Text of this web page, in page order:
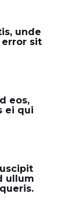
unde
error sit
eos,
ei qui
ullum